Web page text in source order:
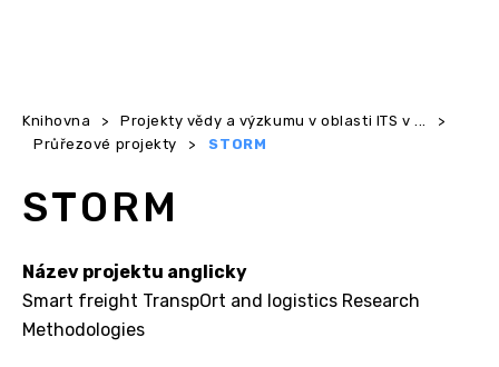
Knihovna > Projekty vědy a výzkumu v oblasti ITS v ...
>
Průřezové projekty
> STORM
STORM
Název projektu anglicky
Smart freight TranspOrt and logistics Research
Methodologies